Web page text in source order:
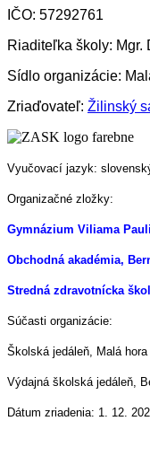
IČO: 57292761
Riaditeľka školy: Mgr.
Sídlo organizácie:
Zriaďovateľ: Žilinský
Vyučovací jazyk:
Organizačné zložky:
Gymnázium Viliama
Obchodná akadémia,
Stredná zdravotnícka
Súčasti organizácie:
Školská jedáleň, Malá
Výdajná školská jedáleň,
Dátum zriadenia: 1. 12.